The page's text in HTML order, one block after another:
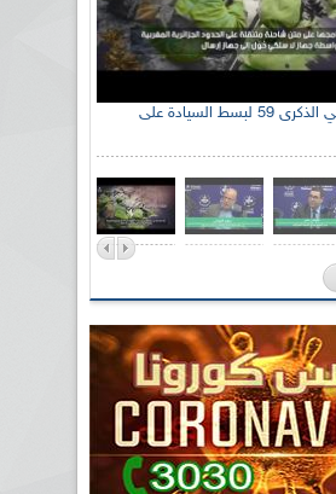
الإذاعة الجزائرية تحي الذكرى 59 لبسط السيادة على
الجزائرية للتضامن مع الشعب
العياشي